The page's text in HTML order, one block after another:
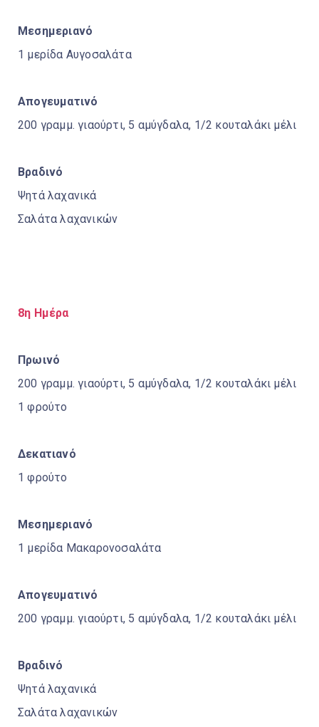
Μεσημεριανό
1 μερίδα Αυγοσαλάτα
Απογευματινό
200 γραμμ. γιαούρτι, 5 αμύγδαλα, 1/2 κουταλάκι μέλι
Βραδινό
Ψητά λαχανικά
Σαλάτα λαχανικών
8η Ημέρα
Πρωινό
200 γραμμ. γιαούρτι, 5 αμύγδαλα, 1/2 κουταλάκι μέλι
1 φρούτο
Δεκατιανό
1 φρούτο
Μεσημεριανό
1 μερίδα Μακαρονοσαλάτα
Απογευματινό
200 γραμμ. γιαούρτι, 5 αμύγδαλα, 1/2 κουταλάκι μέλι
Βραδινό
Ψητά λαχανικά
Σαλάτα λαχανικών